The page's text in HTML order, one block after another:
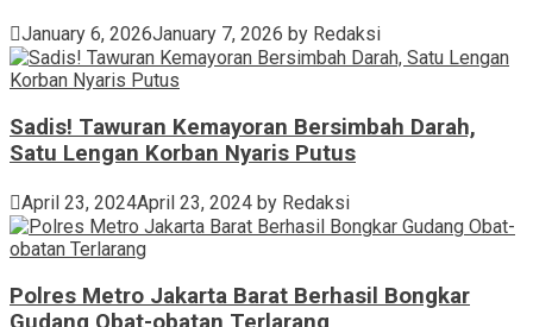
January 6, 2026January 7, 2026 by Redaksi
Sadis! Tawuran Kemayoran Bersimbah Darah,
Satu Lengan Korban Nyaris Putus
April 23, 2024April 23, 2024 by Redaksi
Polres Metro Jakarta Barat Berhasil Bongkar
Gudang Obat-obatan Terlarang